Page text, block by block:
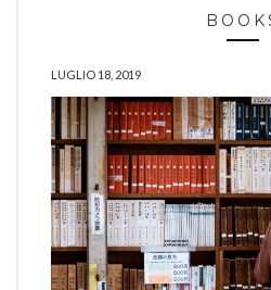
LUGLIO 18, 2019